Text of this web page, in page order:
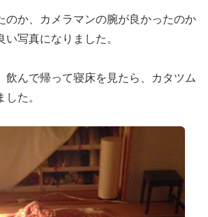
のか、カメラマンの腕が良かったのか
い写真になりました。
飲んで帰って寝床を見たら、カタツム
た。